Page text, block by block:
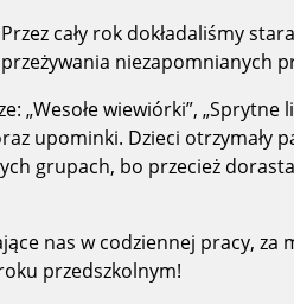
cały rok dokładaliśmy
niezapomnianych
„Wesołe wiewiórki”, „Sprytne
upominki. Dzieci otrzymały
grupach, bo przecież
nas w codziennej pracy, za
przedszkolnym!